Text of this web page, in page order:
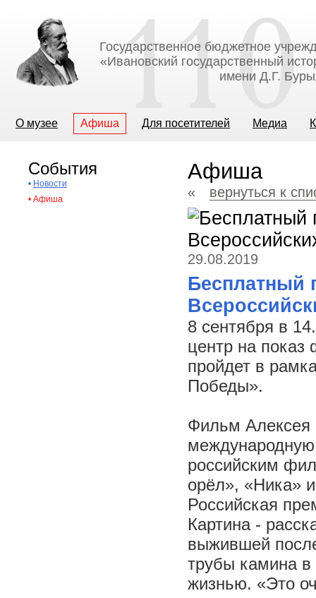
Государственное бюджетное
«Ивановский государственный
имени Д.Г.
О музее Афиша Для посетителей Медиа
События
• Новости
• Афиша
Афиша
« вернуться к
29.08.2019
Бесплатный
8 сентября в
центр на
пройдет в
Победы».
Фильм Алексея
российским
орёл», «Ника»
Российская
Картина -
выжившей
трубы камина в
жизнью. «Это